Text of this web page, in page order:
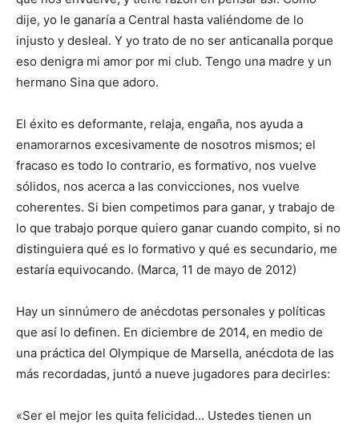
dije, yo le ganaría a Central hasta valiéndome de lo
injusto y desleal. Y yo trato de no ser anticanalla porque
eso denigra mi amor por mi club. Tengo una madre y un
hermano Sina que adoro.
El éxito es deformante, relaja, engaña, nos ayuda a
enamorarnos excesivamente de nosotros mismos; el
fracaso es todo lo contrario, es formativo, nos vuelve
sólidos, nos acerca a las convicciones, nos vuelve
coherentes. Si bien competimos para ganar, y trabajo de
lo que trabajo porque quiero ganar cuando compito, si no
distinguiera qué es lo formativo y qué es secundario, me
estaría equivocando. (Marca, 11 de mayo de 2012)
Hay un sinnúmero de anécdotas personales y políticas
que así lo definen. En diciembre de 2014, en medio de
una práctica del Olympique de Marsella, anécdota de las
más recordadas, juntó a nueve jugadores para decirles:
«Ser el mejor les quita felicidad… Ustedes tienen un